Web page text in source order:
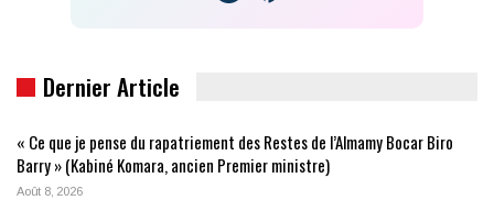
Dernier Article
« Ce que je pense du rapatriement des Restes de l’Almamy Bocar Biro
Barry » (Kabiné Komara, ancien Premier ministre)
Août 8, 2026